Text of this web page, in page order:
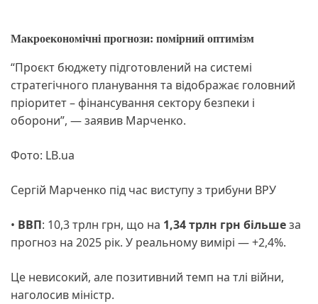
Макроекономічні прогнози: помірний оптимізм
“Проєкт бюджету підготовлений на системі
стратегічного планування та відображає головний
пріоритет – фінансування сектору безпеки і
оборони”, — заявив Марченко.
Фото: LB.ua
Cергій Марченко під час виступу з трибуни ВРУ
• ВВП: 10,3 трлн грн, що на 1,34 трлн грн більшеза
прогноз на 2025 рік. У реальному вимірі — +2,4%.
Це невисокий, але позитивний темп на тлі війни,
наголосив міністр.